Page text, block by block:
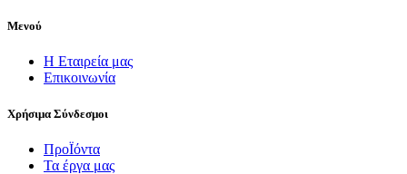
Μενού
Η Εταιρεία μας
Επικοινωνία
Χρήσιμα Σύνδεσμοι
ΠροΪόντα
Τα έργα μας